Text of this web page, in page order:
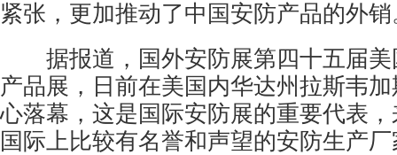
紧张，更加推动了中国安防产品的外销
据报道，国外安防展第四十五届
产品展，日前在美国内华达州拉斯韦
心落幕，这是国际安防展的重要代表
国际上比较有名誉和声望的安防生产